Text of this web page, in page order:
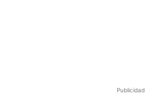
Publicidad